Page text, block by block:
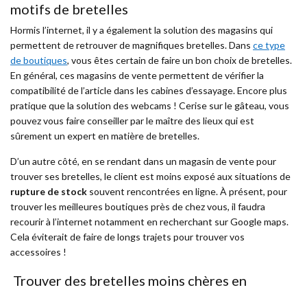
motifs de bretelles
Hormis l’internet, il y a également la solution des magasins qui
permettent de retrouver de magnifiques bretelles. Dans ce type
de boutiques, vous êtes certain de faire un bon choix de bretelles.
En général, ces magasins de vente permettent de vérifier la
compatibilité de l’article dans les cabines d’essayage. Encore plus
pratique que la solution des webcams ! Cerise sur le gâteau, vous
pouvez vous faire conseiller par le maître des lieux qui est
sûrement un expert en matière de bretelles.
D’un autre côté, en se rendant dans un magasin de vente pour
trouver ses bretelles, le client est moins exposé aux situations de
rupture de stock souvent rencontrées en ligne. À présent, pour
trouver les meilleures boutiques près de chez vous, il faudra
recourir à l’internet notamment en recherchant surGoogle maps.
Cela éviterait de faire de longs trajets pour trouver vos
accessoires !
Trouver des bretelles moins chères en